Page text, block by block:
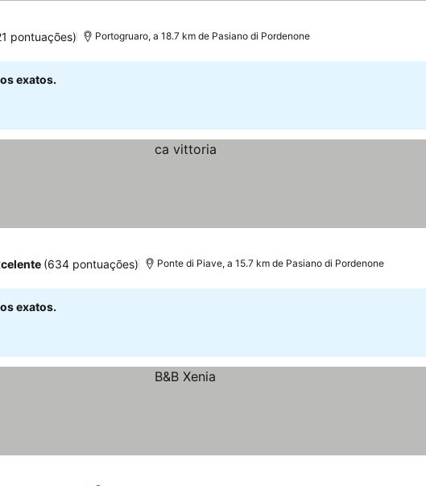
pontuações) Portogruaro, a 18.7 km de Pasiano di Pordenone
exatos.
(634 pontuações) Ponte di Piave, a 15.7 km de Pasiano di Pordenone
exatos.